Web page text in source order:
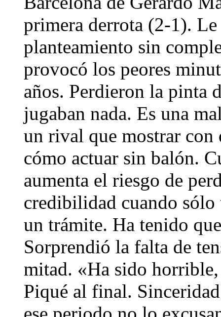
primera derrota (2-1).
planteamiento sin
provocó los peores
años. Perdieron la pinta
jugaban nada. Es una
un rival que mostrar con
cómo actuar sin balón.
aumenta el riesgo de
credibilidad cuando
un trámite. Ha tenido
Sorprendió la falta de
mitad. «Ha sido
Piqué al final.